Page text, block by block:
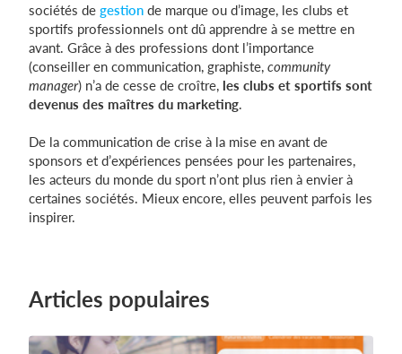
sociétés de gestion de marque ou d’image, les clubs et
sportifs professionnels ont dû apprendre à se mettre en
avant. Grâce à des professions dont l’importance
(conseiller en communication, graphiste, community
manager) n’a de cesse de croître, les clubs et sportifs sont
devenus des maîtres du marketing.
De la communication de crise à la mise en avant de
sponsors et d’expériences pensées pour les partenaires,
les acteurs du monde du sport n’ont plus rien à envier à
certaines sociétés. Mieux encore, elles peuvent parfois les
inspirer.
Articles populaires